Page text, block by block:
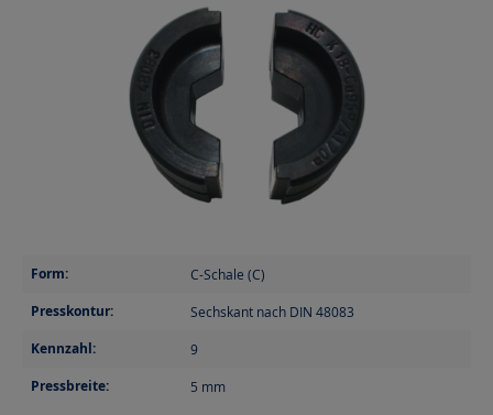
Form: C-Schale (C)
Presskontur: Sechskant nach DIN 48083
Kennzahl: 9
Pressbreite: 5 mm